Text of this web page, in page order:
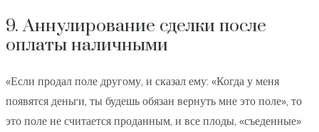
9. Аннулирование сделки после
оплаты наличными
«Если продал поле другому, и сказал ему: «Когда у меня
появятся деньги, ты будешь обязан вернуть мне это поле», то
это поле не считается проданным, и все плоды, «съеденные»